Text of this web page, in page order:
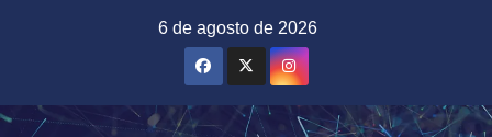
6 de agosto de 2026